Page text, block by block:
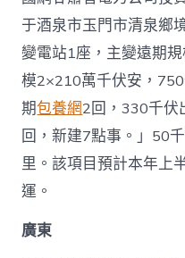
于酒泉市玉門市清泉鄉
變電站1座，主變遠期
模2×210萬千伏安，
期包養網2回，330千伏
回，新建7點事。」50
里。該項目預計本年上
運。
廣東